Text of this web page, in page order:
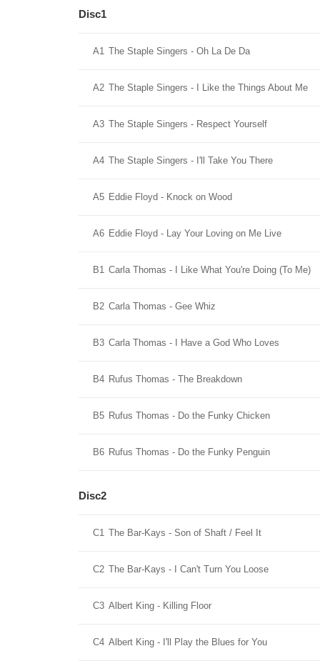
Disc1
A1 The Staple Singers - Oh La De Da
A2 The Staple Singers - I Like the Things About Me
A3 The Staple Singers - Respect Yourself
A4 The Staple Singers - I'll Take You There
A5 Eddie Floyd - Knock on Wood
A6 Eddie Floyd - Lay Your Loving on Me Live
B1 Carla Thomas - I Like What You're Doing (To Me)
B2 Carla Thomas - Gee Whiz
B3 Carla Thomas - I Have a God Who Loves
B4 Rufus Thomas - The Breakdown
B5 Rufus Thomas - Do the Funky Chicken
B6 Rufus Thomas - Do the Funky Penguin
Disc2
C1 The Bar-Kays - Son of Shaft / Feel It
C2 The Bar-Kays - I Can't Turn You Loose
C3 Albert King - Killing Floor
C4 Albert King - I'll Play the Blues for You